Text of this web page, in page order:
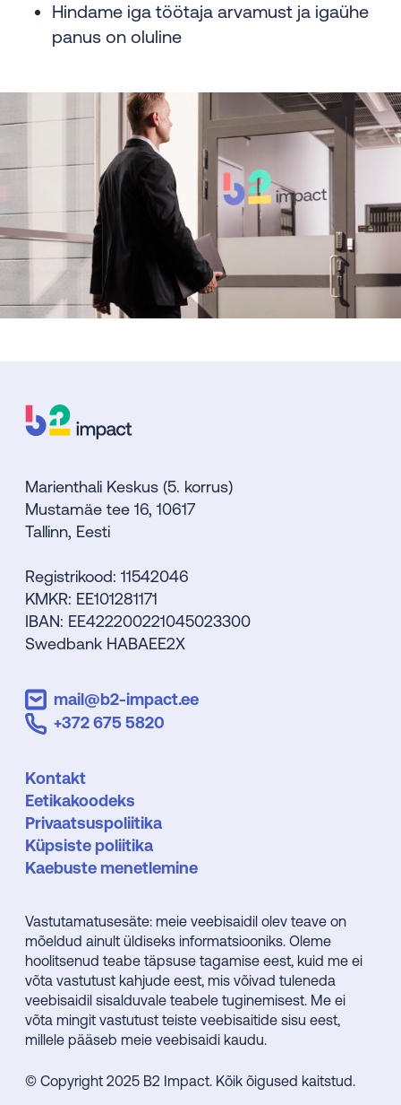
Hindame iga töötaja arvamust ja igaühe
panus on oluline
Marienthali Keskus (5. korrus)
Mustamäe tee 16, 10617
Tallinn, Eesti
Registrikood: 11542046
KMKR: EE101281171
IBAN: EE422200221045023300
Swedbank HABAEE2X
mail@b2-impact.ee
+372 675 5820
Kontakt
Eetikakoodeks
Privaatsuspoliitika
Küpsiste poliitika
Kaebuste menetlemine
Vastutamatusesäte: meie veebisaidil olev teave on
mõeldud ainult üldiseks informatsiooniks. Oleme
hoolitsenud teabe täpsuse tagamise eest, kuid me ei
võta vastutust kahjude eest, mis võivad tuleneda
veebisaidil sisalduvale teabele tuginemisest. Me ei
võta mingit vastutust teiste veebisaitide sisu eest,
millele pääseb meie veebisaidi kaudu.
© Copyright 2025 B2 Impact. Kõik õigused kaitstud.